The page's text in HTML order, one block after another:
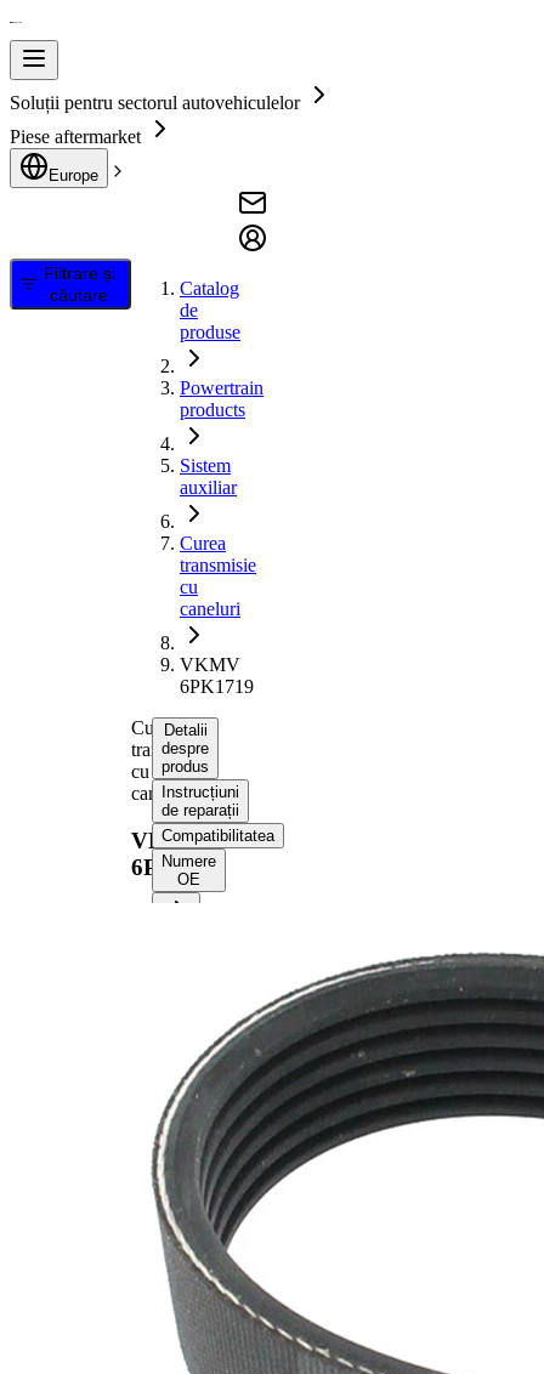
Soluții pentru sectorul autovehiculelor
Piese aftermarket
Europe
Filtrare și
căutare
Catalog
de
produse
Powertrain
products
Sistem
auxiliar
Curea
transmisie
cu
caneluri
VKMV
6PK1719
Curea
transmisie
cu
caneluri
VKMV
6PK1719
Detalii
despre
produs
Instrucțiuni
de reparații
Compatibilitatea
Numere
OE
1719 mm
21,36 mm
Culoare
negru
Numar
nervuri
6
SVHC
Nu sunt
disponibile
substante
SVHC
Material
curea
dienă
cauciuc)